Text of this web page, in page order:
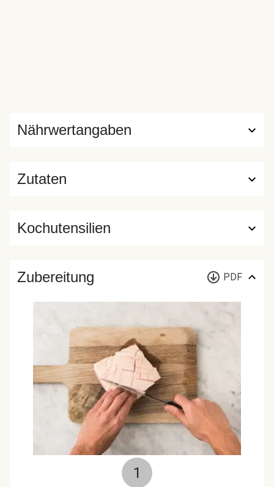
Zutaten
Nährwertangaben
Kochutensilien
Zubereitung PDF
1